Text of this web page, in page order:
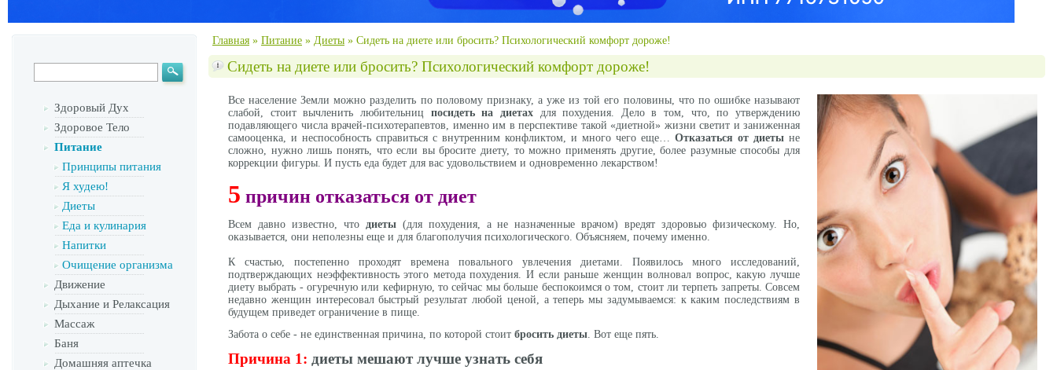
Здоровый Дух
Здоровое Тело
Питание
Принципы питания
Я худею!
Диеты
Еда и кулинария
Напитки
Очищение организма
Движение
Дыхание и Релаксация
Массаж
Баня
Домашняя аптечка
Главная » Питание » Диеты » Сидеть на диете или бросить? Психологический комфорт дороже!
Сидеть на диете или бросить? Психологический комфорт дороже!
Все население Земли можно разделить по половому признаку, а уже из той его половины, что по ошибке называют
слабой, стоит вычленить любительниц посидеть на диетахдля похудения. Дело в том, что, по утверждению
подавляющего числа врачей-психотерапевтов, именно им в перспективе такой «диетной» жизни светит и заниженная
самооценка, и неспособность справиться с внутренним конфликтом, и много чего еще… Отказаться от диеты не
сложно, нужно лишь понять, что если вы бросите диету, то можно применять другие, более разумные способы для
коррекции фигуры. И пусть еда будет для вас удовольствием и одновременно лекарством!
5 причин отказаться от диет
Всем давно известно, что диеты(для похудения, а не назначенные врачом) вредят здоровью физическому. Но,
оказывается, они неполезны еще и для благополучия психологического. Объясняем, почему именно.
К счастью, постепенно проходят времена повального увлечения диетами. Появилось много исследований,
подтверждающих неэффективность этого метода похудения. И если раньше женщин волновал вопрос, какую лучше
диету выбрать - огуречную или кефирную, то сейчас мы больше беспокоимся о том, стоит ли терпеть запреты. Совсем
недавно женщин интересовал быстрый результат любой ценой, а теперь мы задумываемся: к каким последствиям в
будущем приведет ограничение в пище.
Забота о себе - не единственная причина, по которой стоит бросить диеты. Вот еще пять.
Причина 1: диеты мешают лучше узнать себя